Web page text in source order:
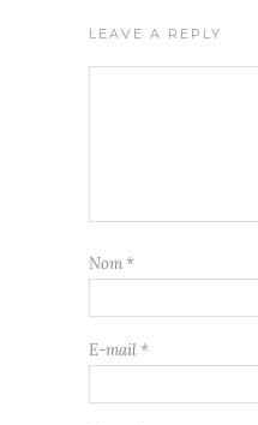
LEAVE A REPLY
Nom *
E-mail *